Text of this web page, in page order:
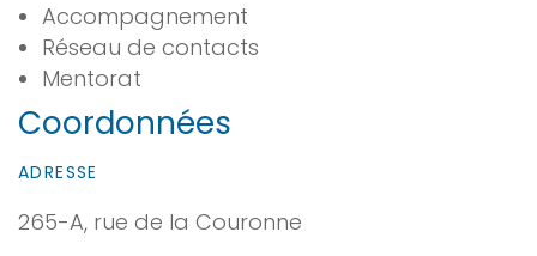
Accompagnement
Réseau de contacts
Mentorat
Coordonnées
ADRESSE
265-A, rue de la Couronne